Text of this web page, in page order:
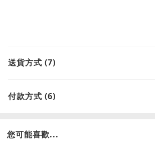
送貨方式 (7)
付款方式 (6)
您可能喜歡...